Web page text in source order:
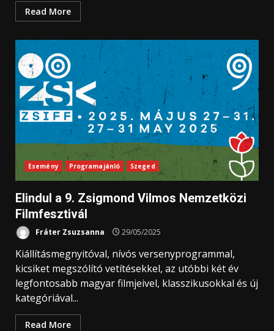
Read More
Esemény Programajánló Szeged
Elindul a 9. Zsigmond Vilmos Nemzetközi
Filmfesztivál
Fráter Zsuzsanna 29/05/2025
Kiállításmegnyitóval, nívós versenyprogrammal,
kicsiket megszólító vetítésekkel, az utóbbi két év
legfontosabb magyar filmjeivel, klasszikusokkal és új
kategóriával...
Read More